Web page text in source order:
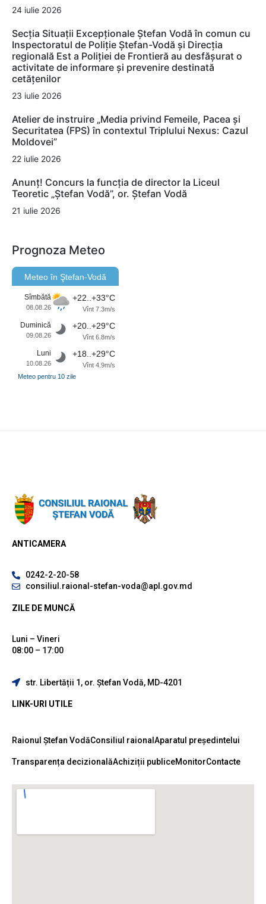
24 iulie 2026
Secția Situații Excepționale Ștefan Vodă în comun cu
Inspectoratul de Poliție Ștefan-Vodă și Direcția
regională Est a Poliției de Frontieră au desfășurat o
activitate de informare și prevenire destinată
cetățenilor
23 iulie 2026
Atelier de instruire „Media privind Femeile, Pacea și
Securitatea (FPS) în contextul Triplului Nexus: Cazul
Moldovei”
22 iulie 2026
Anunț! Concurs la funcția de director la Liceul
Teoretic „Ștefan Vodă”, or. Ștefan Vodă
21 iulie 2026
Prognoza Meteo
Meteo în Ştefan-Vodă
Sîmbătă
08.08.26
+22..+33°C
Vînt 7.3m/s
Duminică
09.08.26
+20..+29°C
Vînt 6.8m/s
Luni
10.08.26
+18..+29°C
Vînt 4.9m/s
Meteo pentru 10 zile
ANTICAMERA
0242-2-20-58
consiliul.raional-stefan-voda@apl.gov.md
ZILE DE MUNCĂ
Luni – Vineri
08:00 – 17:00
str. Libertății 1, or. Ștefan Vodă, MD-4201
LINK-URI UTILE
Raionul Ștefan VodăConsiliul raional Aparatul președintelui
Transparența decizionalăAchiziții publiceMonitorContacte